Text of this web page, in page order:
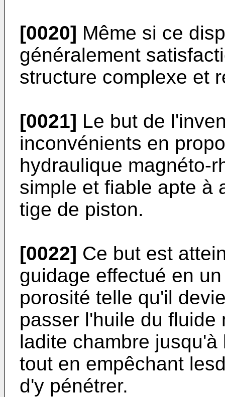
[0020] Même si ce
généralement
structure complexe et
[0021] Le but de
inconvénients en
hydraulique magnéto-
simple et fiable apte à
tige de piston.
[0022] Ce but est
guidage effectué en
porosité telle qu'il
passer l'huile du fluide
ladite chambre
tout en empêchant
d'y pénétrer.